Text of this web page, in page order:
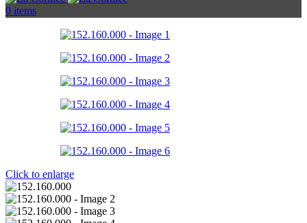
0 items
Click to enlarge